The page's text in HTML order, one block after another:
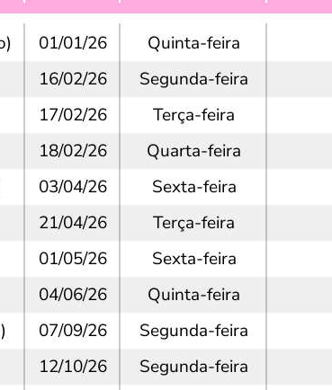
01/01/26 Quinta-feira
16/02/26 Segunda-feira
17/02/26 Terça-feira
18/02/26 Quarta-feira
03/04/26 Sexta-feira
21/04/26 Terça-feira
01/05/26 Sexta-feira
04/06/26 Quinta-feira
07/09/26 Segunda-feira
12/10/26 Segunda-feira